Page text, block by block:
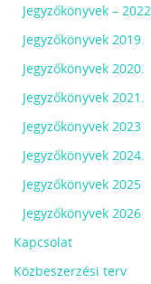
Jegyzőkönyvek – 2022
Jegyzőkönyvek 2019.
Jegyzőkönyvek 2020.
Jegyzőkönyvek 2021.
Jegyzőkönyvek 2023
Jegyzőkönyvek 2024.
Jegyzőkönyvek 2025
Jegyzőkönyvek 2026
Kapcsolat
Közbeszerzési terv